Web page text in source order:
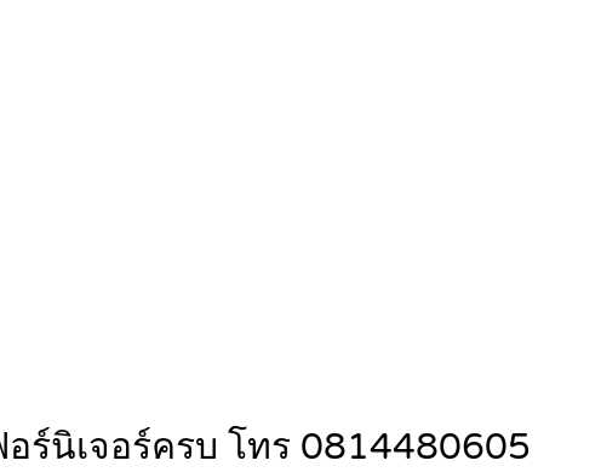
ร์นิเจอร์ครบ โทร 0814480605